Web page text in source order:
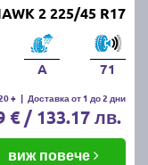
2 225/45 R17
A 71
+ | Доставка от 1 до 2 дни
€ / 133.17 лв.
виж повече